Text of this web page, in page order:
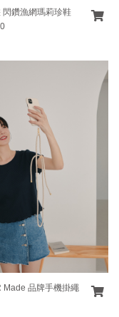
閃鑽漁網瑪莉珍鞋
Made 品牌手機掛繩